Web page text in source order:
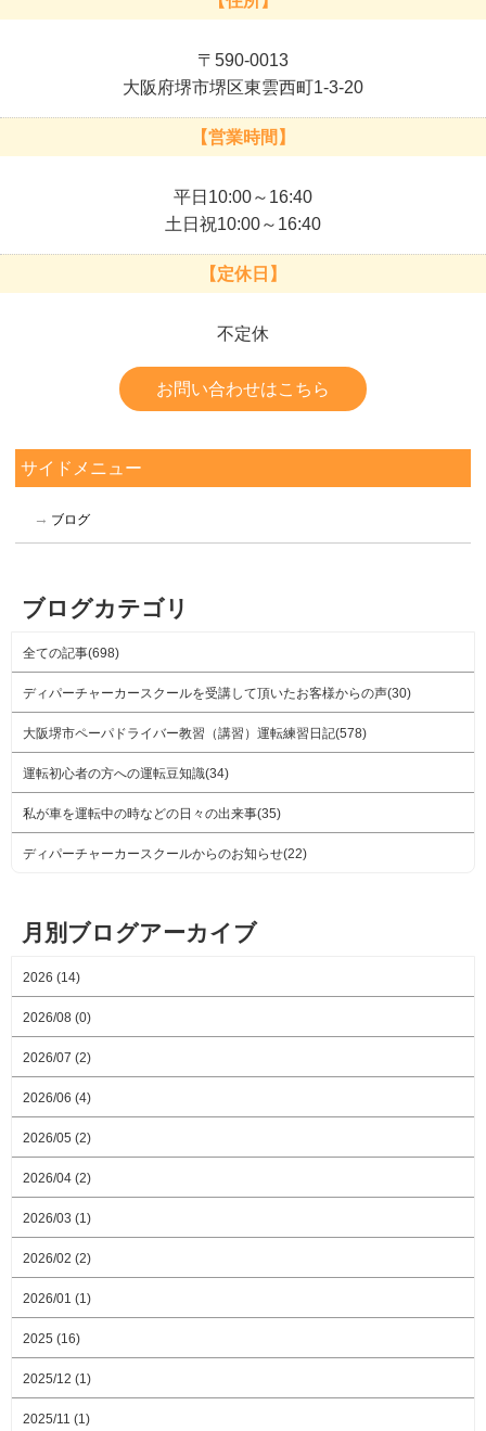
〒590-0013
大阪府堺市堺区東雲西町1-3-20
【営業時間】
平日10:00～16:40
土日祝10:00～16:40
【定休日】
不定休
お問い合わせはこちら
サイドメニュー
ブログ
ブログカテゴリ
全ての記事(698)
ディパーチャーカースクールを受講して頂いたお客様からの声(30)
大阪堺市ペーパドライバー教習（講習）運転練習日記(578)
運転初心者の方への運転豆知識(34)
私が車を運転中の時などの日々の出来事(35)
ディパーチャーカースクールからのお知らせ(22)
月別ブログアーカイブ
2026 (14)
2026/08 (0)
2026/07 (2)
2026/06 (4)
2026/05 (2)
2026/04 (2)
2026/03 (1)
2026/02 (2)
2026/01 (1)
2025 (16)
2025/12 (1)
2025/11 (1)